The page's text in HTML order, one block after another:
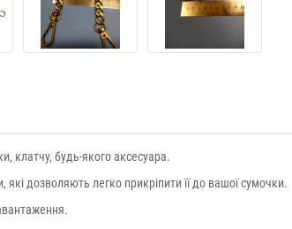
клатчу, будь-якого аксесуара.
які дозволяють легко прикріпити її до вашої сумочки.